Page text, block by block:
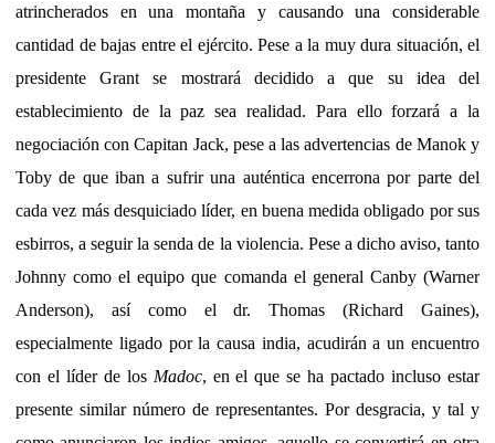
atrincherados en una montaña y causando una considerable
cantidad de bajas entre el ejército. Pese a la muy dura situación, el
presidente Grant se mostrará decidido a que su idea del
establecimiento de la paz sea realidad. Para ello forzará a la
negociación con Capitan Jack, pese a las advertencias de Manok y
Toby de que iban a sufrir una auténtica encerrona por parte del
cada vez más desquiciado líder, en buena medida obligado por sus
esbirros, a seguir la senda de la violencia. Pese a dicho aviso, tanto
Johnny como el equipo que comanda el general Canby (Warner
Anderson), así como el dr. Thomas (Richard Gaines),
especialmente ligado por la causa india, acudirán a un encuentro
con el líder de los Madoc, en el que se ha pactado incluso estar
presente similar número de representantes. Por desgracia, y tal y